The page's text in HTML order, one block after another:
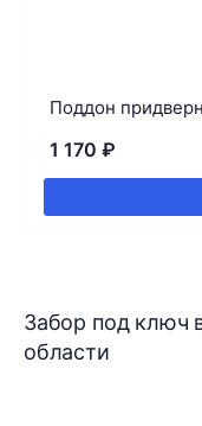
Поддон
1 170 ₽
Забор под ключ
области